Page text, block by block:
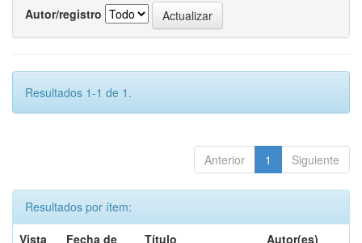
Autor/registro
Resultados 1-1 de 1.
Anterior 1 Siguiente
Resultados por ítem:
Vista
Fecha de
Título Autor(es)